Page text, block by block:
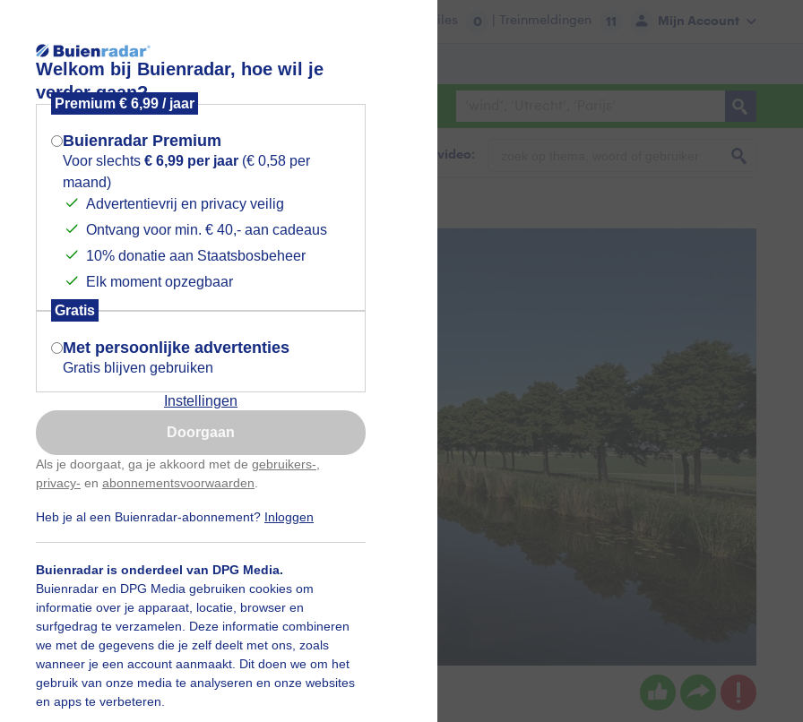
Welkom bij Buienradar, hoe wil je
verder gaan?
Premium € 6,99 / jaar
Buienradar Premium
Voor slechts € 6,99 per jaar (€ 0,58 per
maand)
Advertentievrij en privacy veilig
Ontvang voor min. € 40,- aan cadeaus
10% donatie aan Staatsbosbeheer
Elk moment opzegbaar
Gratis
Met persoonlijke advertenties
Gratis blijven gebruiken
Instellingen
Doorgaan
Als je doorgaat, ga je akkoord met de gebruikers-
privacy- en abonnementsvoorwaarden
Heb je al een Buienradar-abonnement? Inloggen
Buienradar is onderdeel van DPG Media.
Buienradar en DPG Media gebruiken cookies om
informatie over je apparaat, locatie, browser en
surfgedrag te verzamelen. Deze informatie combineren
we met de gegevens die je zelf deelt met ons, zoals
wanneer je een account aanmaakt. Dit doen we om het
gebruik van onze media te analyseren en onze websites
en apps te verbeteren.
Mijn Account
Files 0 | Treinmeldingen 11
Lees meer.
Foto en video Weerzine
Zoeken in foto & video:
blauw
Jolanda Bakker Gemaakt: 16-06-2025, 32x bekeken
Mogen we je locatie gebruiken voor
het weer?
Indien je hier nog geen akkoord op hebt
gegeven, verschijnt er zo een pop-up uit
je browser waarin deze toestemming
gevraagd wordt.
Is goed, toon de popup
Nu niet, misschien later
Gebruik je Safari en wil je niet elke dag deze pop-up
Klikhierom dit aan te passen